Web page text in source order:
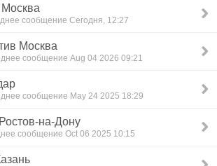
сообщение Сегодня, 12:27
Москва
сообщение Aug 04 2026 09:21
сообщение May 24 2025 18:29
на-Дону
сообщение Oct 06 2025 10:15